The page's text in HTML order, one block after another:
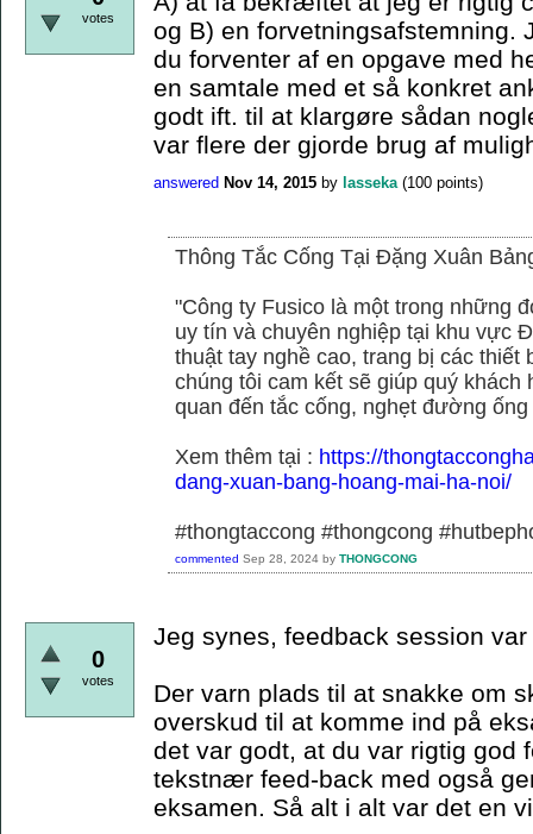
votes
og B) en forvetningsafstemning.
du forventer af en opgave med
en samtale med et så konkret
godt ift. til at klargøre sådan
var flere der gjorde brug af
answered Nov 14, 2015 by lasseka (100 points)
Thông Tắc Cống Tại Đặng Xuân
"Công ty Fusico là một trong những
uy tín và chuyên nghiệp tại khu vực
thuật tay nghề cao, trang bị các thiết
chúng tôi cam kết sẽ giúp quý
quan đến tắc cống, nghẹt đường
Xem thêm tại : https://
dang-xuan-bang-hoang-mai-ha-noi/
#thongtaccong #thongcong
commented Sep 28, 2024 by THONGCONG
0
votes
Jeg synes, feedback session
Der varn plads til at snakke om
overskud til at komme ind på
det var godt, at du var rigtig god
tekstnær feed-back med også
eksamen. Så alt i alt var det en